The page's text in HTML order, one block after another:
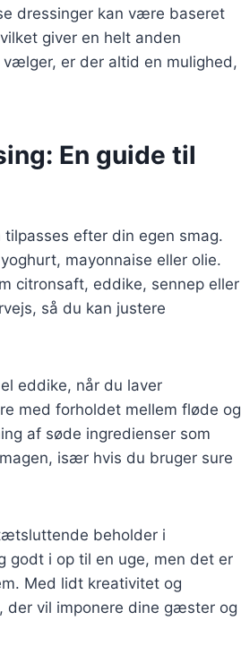
dressinger kan være baseret
giver en helt anden
er der altid en mulighed,
En guide til
efter din egen smag.
mayonnaise eller olie.
citronsaft, eddike, sennep eller
så du kan justere
eddike, når du laver
med forholdet mellem fløde og
af søde ingredienser som
især hvis du bruger sure
beholder i
godt i op til en uge, men det er
Med lidt kreativitet og
der vil imponere dine gæster og